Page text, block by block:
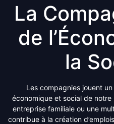
La
de
la
Les compagnies jouent
économique et social de
entreprise familiale ou une
contribue à la création